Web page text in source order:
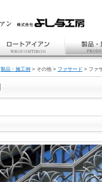
製品・施工例 > その他 > ファサード > ファ